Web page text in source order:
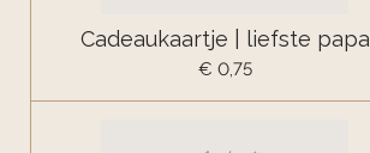
Cadeaukaartje | liefste papa
€ 0,75